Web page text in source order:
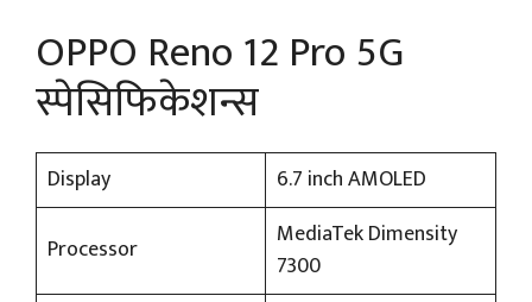
OPPO Reno 12 Pro 5G
स्पेसिफिकेशन्स
Display
6.7 inch AMOLED
Processor
MediaTek Dimensity
7300